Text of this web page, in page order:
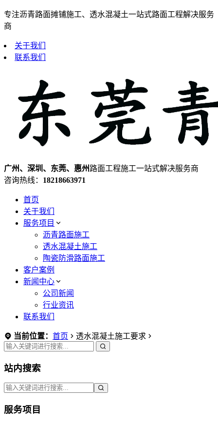
专注沥青路面摊铺施工、透水混凝土一站式路面工程解决服务
商
关于我们
联系我们
广州、深圳、东莞、惠州路面工程施工一站式解决服务商
咨询热线： 18218663971
首页
关于我们
服务项目
沥青路面施工
透水混凝土施工
陶瓷防滑路面施工
客户案例
新闻中心
公司新闻
行业资讯
联系我们
当前位置： 首页 透水混凝土施工要求
站内搜索
服务项目